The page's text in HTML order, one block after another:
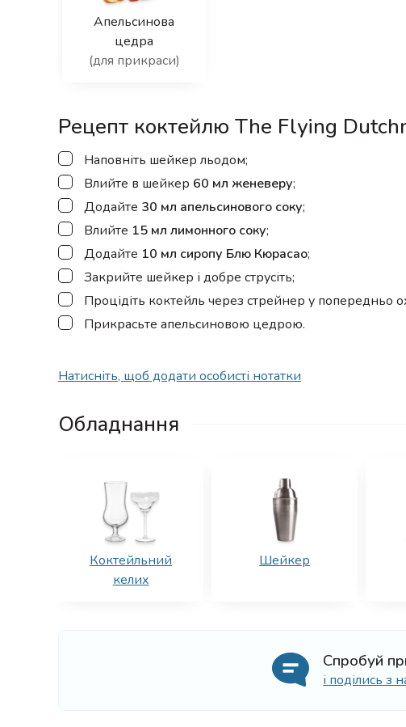
Апельсинова
цедра
(для прикраси)
Рецепт коктейлю The Flying
▢
Наповніть шейкер льодом;
▢
Влийте в шейкер 60 мл женеверу;
▢
Додайте 30 мл апельсинового соку;
▢
Влийте 15 мл лимонного соку;
▢
Додайте 10 мл сиропу Блю Кюрасао;
▢
Закрийте шейкер і добре струсіть;
▢
Процідіть коктейль через стрейнер у
▢
Прикрасьте апельсиновою цедрою.
Натисніть, щоб додати особисті нотатки
Обладнання
Коктейльний
келих
Шейкер
Спробуй
і поділись